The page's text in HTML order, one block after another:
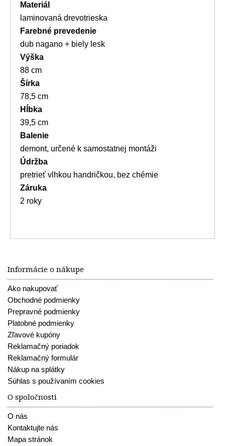
Materiál
laminovaná drevotrieska
Farebné prevedenie
dub nagano + biely lesk
Výška
88 cm
Šírka
78,5 cm
Hĺbka
39,5 cm
Balenie
demont, určené k samostatnej montáži
Údržba
pretrieť vlhkou handričkou, bez chémie
Záruka
2 roky
Informácie o nákupe
Ako nakupovať
Obchodné podmienky
Prepravné podmienky
Platobné podmienky
Zľavové kupóny
Reklamačný poriadok
Reklamačný formulár
Nákup na splátky
Súhlas s používaním cookies
O spoločnosti
O nás
Kontaktujte nás
Mapa stránok